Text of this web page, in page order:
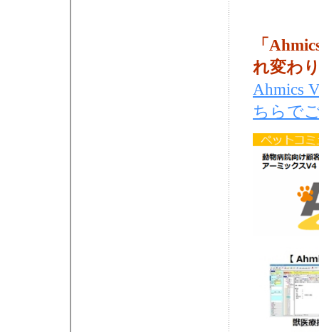
「
れ変わ
Ahmics
ちらで